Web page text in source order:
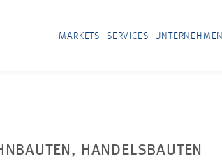
MARKETS SERVICES UNTERNEHMEN
HANDELSBAUTEN